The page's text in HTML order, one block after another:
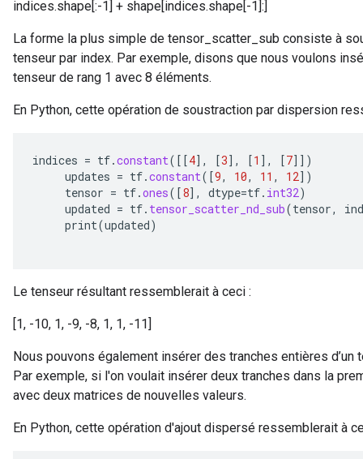
indices.shape[:-1] + shape[indices.shape[-1]:]
La forme la plus simple de tensor_scatter_sub consiste à
tenseur par index. Par exemple, disons que nous voulons
tenseur de rang 1 avec 8 éléments.
En Python, cette opération de soustraction par dispersion
indices = tf.constant( [[4] , [3] , [1 ] , [7]] )
updates = tf.constant( [9, 10, 11 , 12] )
tensor = tf.ones( [8] , dtype=tf. int32)
updated = tf. tensor_scatter_nd_sub(tensor,
print(updated)
Le tenseur résultant ressemblerait à ceci :
[1, -10, 1, -9, -8, 1, 1, -11]
Nous pouvons également insérer des tranches entières d’un
Par exemple, si l'on voulait insérer deux tranches dans la
avec deux matrices de nouvelles valeurs.
En Python, cette opération d'ajout dispersé ressemblerait à